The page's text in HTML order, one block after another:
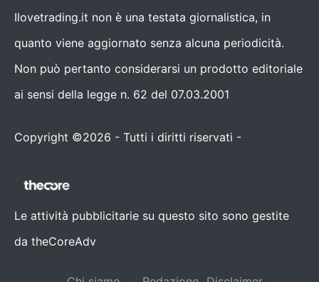
Ilovetrading.it non è una testata giornalistica, in
quanto viene aggiornato senza alcuna periodicità.
Non può pertanto considerarsi un prodotto editoriale
ai sensi della legge n. 62 del 07.03.2001
Copyright ©2026 - Tutti i diritti riservati -
Le attività pubblicitarie su questo sito sono gestite
da theCoreAdv